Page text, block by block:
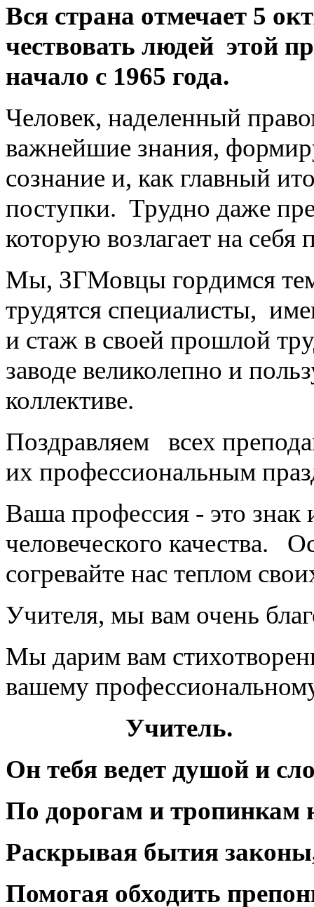
Вся страна отмечает 5
чествовать людей этой
начало с 1965 года.
Человек, наделенный
важнейшие знания,
сознание и, как главный
поступки. Трудно даже
которую возлагает на себя
Мы, ЗГМовцы гордимся
трудятся специалисты,
и стаж в своей прошлой
заводе великолепно и
коллективе.
Поздравляем всех
их профессиональным
Ваша профессия - это знак
человеческого качества.
согревайте нас теплом
Учителя, мы вам очень
Мы дарим вам
вашему
Учитель.
Он тебя ведет душой и
По дорогам и тропинкам
Раскрывая бытия
Помогая обходить